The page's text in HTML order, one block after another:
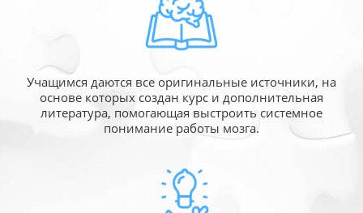
Учащимся даются все оригинальные источники, на
основе которых создан курс и дополнительная
литература, помогающая выстроить системное
понимание работы мозга.